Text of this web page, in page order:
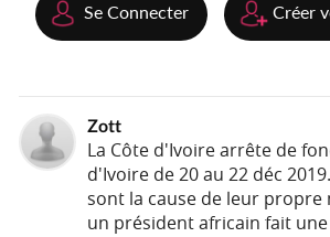
Se Connecter Créer
Zott
La Côte d'Ivoire arrête de
d'Ivoire de 20 au 22 déc
sont la cause de leur
un président africain fait